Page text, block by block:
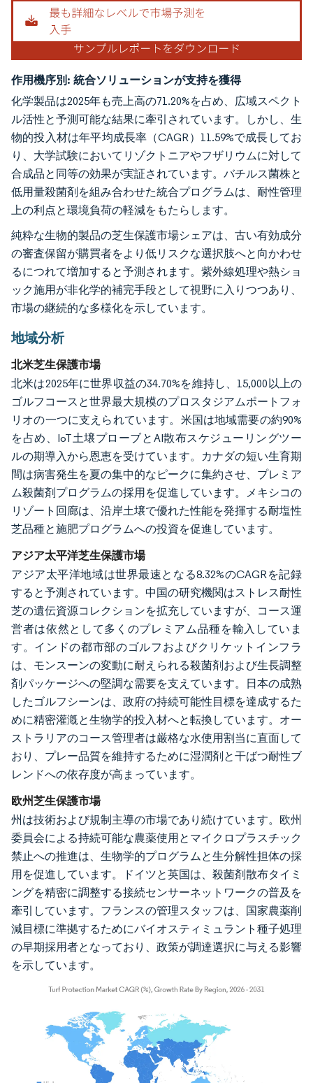
作用機序別: 統合ソリューションが支持を獲得
化学製品は2025年も売上高の71.20%を占め、広域スペクト
ル活性と予測可能な結果に牽引されています。しかし、生
物的投入材は年平均成長率（CAGR）11.59%で成長してお
り、大学試験においてリゾクトニアやフザリウムに対して
合成品と同等の効果が実証されています。バチルス菌株と
低用量殺菌剤を組み合わせた統合プログラムは、耐性管理
上の利点と環境負荷の軽減をもたらします。
純粋な生物的製品の芝生保護市場シェアは、古い有効成分
の審査保留が購買者をより低リスクな選択肢へと向かわせ
るにつれて増加すると予測されます。紫外線処理や熱ショ
ック施用が非化学的補完手段として視野に入りつつあり、
市場の継続的な多様化を示しています。
地域分析
北米芝生保護市場
北米は2025年に世界収益の34.70%を維持し、15,000以上の
ゴルフコースと世界最大規模のプロスタジアムポートフォ
リオの一つに支えられています。米国は地域需要の約90%
を占め、IoT土壌プローブとAI散布スケジューリングツー
ルの期導入から恩恵を受けています。カナダの短い生育期
間は病害発生を夏の集中的なピークに集約させ、プレミア
ム殺菌剤プログラムの採用を促進しています。メキシコの
リゾート回廊は、沿岸土壌で優れた性能を発揮する耐塩性
芝品種と施肥プログラムへの投資を促進しています。
アジア太平洋芝生保護市場
アジア太平洋地域は世界最速となる8.32%のCAGRを記録
すると予測されています。中国の研究機関はストレス耐性
芝の遺伝資源コレクションを拡充していますが、コース運
営者は依然として多くのプレミアム品種を輸入していま
す。インドの都市部のゴルフおよびクリケットインフラ
は、モンスーンの変動に耐えられる殺菌剤および生長調整
剤パッケージへの堅調な需要を支えています。日本の成熟
したゴルフシーンは、政府の持続可能性目標を達成するた
めに精密灌漑と生物学的投入材へと転換しています。オー
ストラリアのコース管理者は厳格な水使用割当に直面して
おり、プレー品質を維持するために湿潤剤と干ばつ耐性ブ
レンドへの依存度が高まっています。
欧州芝生保護市場
州は技術および規制主導の市場であり続けています。欧州
委員会による持続可能な農薬使用とマイクロプラスチック
禁止への推進は、生物学的プログラムと生分解性担体の採
用を促進しています。ドイツと英国は、殺菌剤散布タイミ
ングを精密に調整する接続センサーネットワークの普及を
牽引しています。フランスの管理スタッフは、国家農薬削
減目標に準拠するためにバイオスティミュラント種子処理
の早期採用者となっており、政策が調達選択に与える影響
を示しています。